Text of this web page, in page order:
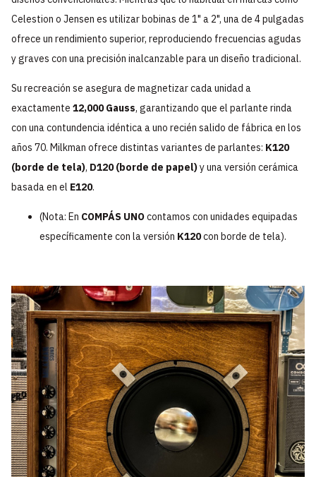
Celestion o Jensen es utilizar bobinas de 1" a 2", una de 4 pulgadas
ofrece un rendimiento superior, reproduciendo frecuencias agudas
y graves con una precisión inalcanzable para un diseño tradicional.
Su recreación se asegura de magnetizar cada unidad a
exactamente 12,000 Gauss, garantizando que el parlante rinda
con una contundencia idéntica a uno recién salido de fábrica en los
años 70. Milkman ofrece distintas variantes de parlantes: K120
(borde de tela), D120 (borde de papel)y una versión cerámica
basada en el E120.
(Nota: En COMPÁS UNOcontamos con unidades equipadas
específicamente con la versión K120con borde de tela).